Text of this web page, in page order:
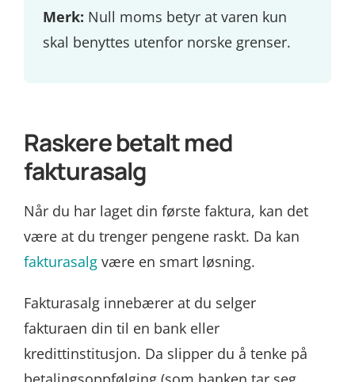
Merk: Null moms betyr at varen kun
skal benyttes utenfor norske grenser.
Raskere betalt med
fakturasalg
Når du har laget din første faktura, kan det
være at du trenger pengene raskt. Da kan
fakturasalgvære en smart løsning.
Fakturasalg innebærer at du selger
fakturaen din til en bank eller
kredittinstitusjon. Da slipper du å tenke på